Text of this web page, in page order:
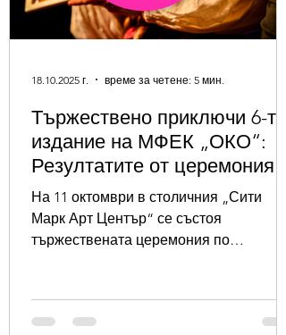
Тържествено приключи 6-то
издание на МФЕК „ОКО“:
Резултатите от церемонията
в София
На 11 октомври в столичния „Сити
Марк Арт Център“ се състоя
тържествената церемония по
етнографското кино „ОКО“ , който тази
година обедини България и Украйна в
18.10.2025 г. време за четене: 5 мин.